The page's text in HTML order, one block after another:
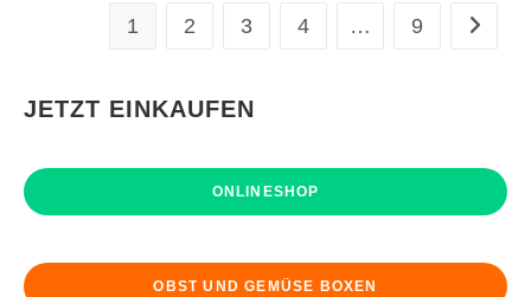
Acker
Warum
Artenvielfalt
Ist,
1 2 3 4 … 9 Zur
JETZT EINKAUFEN
ONLINESHOP
OBST UND GEMÜSE BOXEN